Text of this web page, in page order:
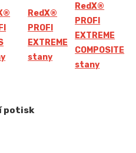
®
RedX®
PROFI
EXTREME
stany
RedX®
PROFI
EXTREME
COMPOSITE
stany
potisk